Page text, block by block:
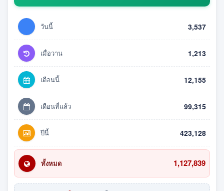
วันนี้ 3,537
เมื่อวาน 1,213
เดือนนี้ 12,155
เดือนที่แล้ว 99,315
ปีนี้ 423,128
ทั้งหมด 1,127,839